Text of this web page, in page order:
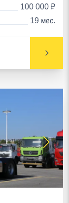
100 000 ₽
19 мес.